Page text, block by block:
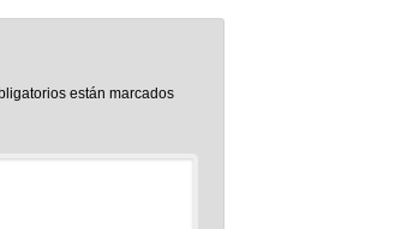
están marcados